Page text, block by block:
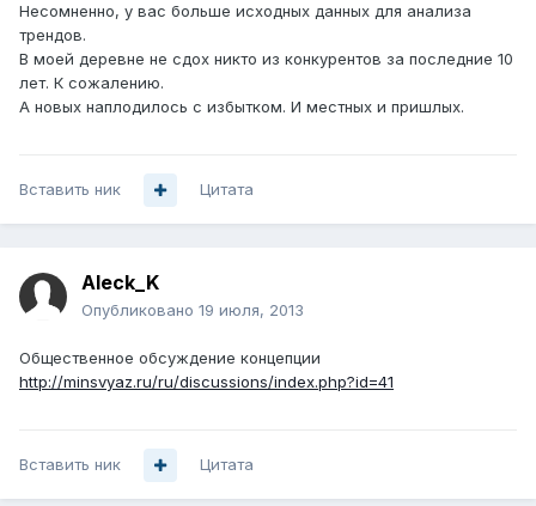
Несомненно, у вас больше исходных данных для анализа
трендов.
В моей деревне не сдох никто из конкурентов за последние 10
лет. К сожалению.
А новых наплодилось с избытком. И местных и пришлых.
Вставить ник Цитата
Aleck_K
Опубликовано 19 июля, 2013
Общественное обсуждение концепции
http://minsvyaz.ru/ru/discussions/index.php?id=41
Вставить ник Цитата